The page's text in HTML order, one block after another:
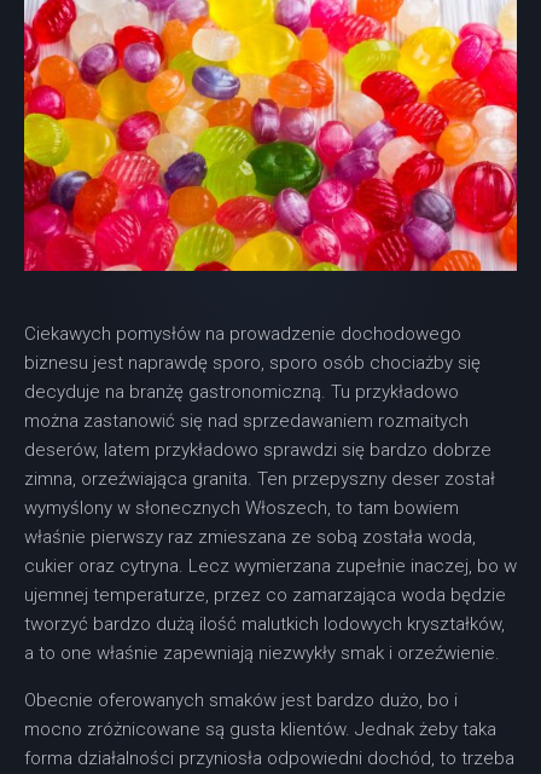
Ciekawych pomysłów na prowadzenie dochodowego
biznesu jest naprawdę sporo, sporo osób chociażby się
decyduje na branżę gastronomiczną. Tu przykładowo
można zastanowić się nad sprzedawaniem rozmaitych
deserów, latem przykładowo sprawdzi się bardzo dobrze
zimna, orzeźwiająca granita. Ten przepyszny deser został
wymyślony w słonecznych Włoszech, to tam bowiem
właśnie pierwszy raz zmieszana ze sobą została woda,
cukier oraz cytryna. Lecz wymierzana zupełnie inaczej, bo w
ujemnej temperaturze, przez co zamarzająca woda będzie
tworzyć bardzo dużą ilość malutkich lodowych kryształków,
a to one właśnie zapewniają niezwykły smak i orzeźwienie.
Obecnie oferowanych smaków jest bardzo dużo, bo i
mocno zróżnicowane są gusta klientów. Jednak żeby taka
forma działalności przyniosła odpowiedni dochód, to trzeba